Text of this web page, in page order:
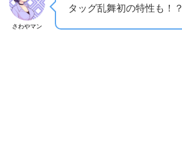
さわやマン
タッグ乱舞初の特性も！？